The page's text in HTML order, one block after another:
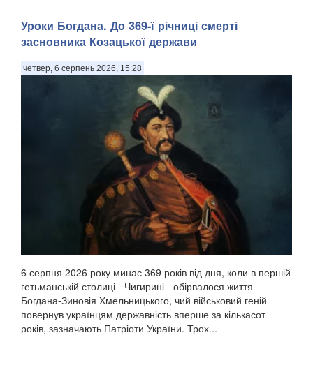
Уроки Богдана. До 369-ї річниці смерті
засновника Козацької держави
четвер, 6 серпень 2026, 15:28
6 серпня 2026 року минає 369 років від дня, коли в першій
гетьманській столиці - Чигирині - обірвалося життя
Богдана-Зиновія Хмельницького, чий військовий геній
повернув українцям державність вперше за кількасот
років, зазначають Патріоти України. Трох...